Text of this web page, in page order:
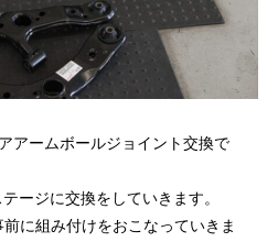
アームボールジョイント交換で
ージに交換をしていきます。
に組み付けをおこなっていきま